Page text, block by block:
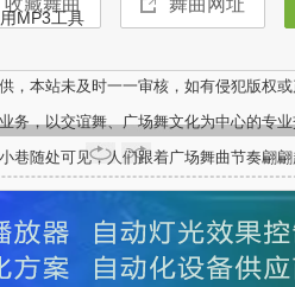
MP3工具
，本站未及时一一审核，如有侵犯版权
务，以交谊舞、广场舞文化为中心的专
巷随处可见，人们跟着广场舞曲节奏翩